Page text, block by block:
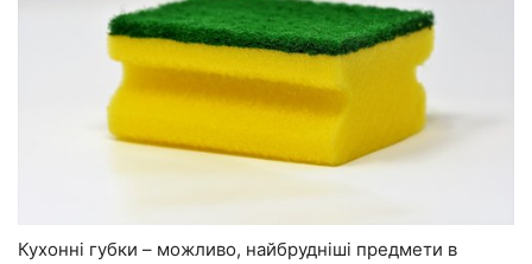
Кухонні губки – можливо, найбрудніші предмети в